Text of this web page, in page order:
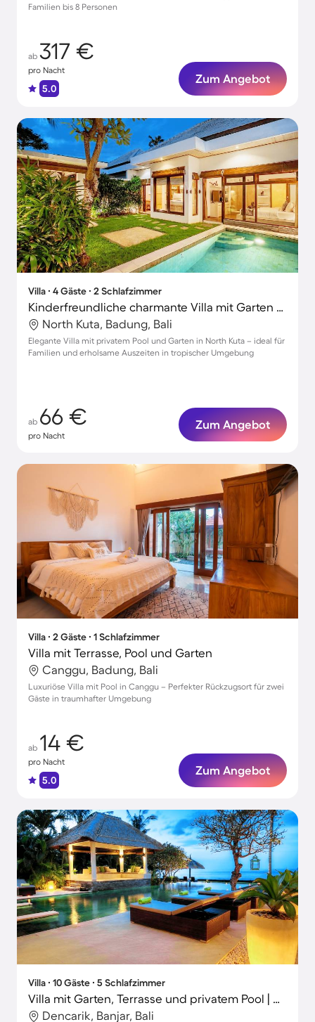
Familien bis 8 Personen
ab 317 €
pro Nacht
5.0
Zum Angebot
Villa ∙ 4 Gäste ∙ 2 Schlafzimmer
Kinderfreundliche charmante Villa mit Garten und privatem Pool | Perfekt für die Arbeit von Zuhause
North Kuta, Badung, Bali
Elegante Villa mit privatem Pool und Garten in North Kuta – ideal für
Familien und erholsame Auszeiten in tropischer Umgebung
ab 66 €
pro Nacht
Zum Angebot
Villa ∙ 2 Gäste ∙ 1 Schlafzimmer
Villa mit Terrasse, Pool und Garten
Canggu, Badung, Bali
Luxuriöse Villa mit Pool in Canggu – Perfekter Rückzugsort für zwei
Gäste in traumhafter Umgebung
ab 14 €
pro Nacht
5.0
Zum Angebot
Villa ∙ 10 Gäste ∙ 5 Schlafzimmer
Villa mit Garten, Terrasse und privatem Pool | Naturblick
Dencarik, Banjar, Bali